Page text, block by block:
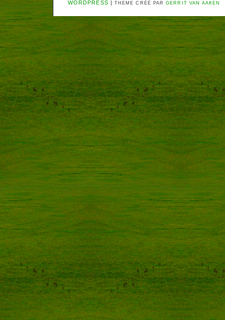
WORDPRESS | THEME CRÉÉ PARGERRIT VAN AAKEN